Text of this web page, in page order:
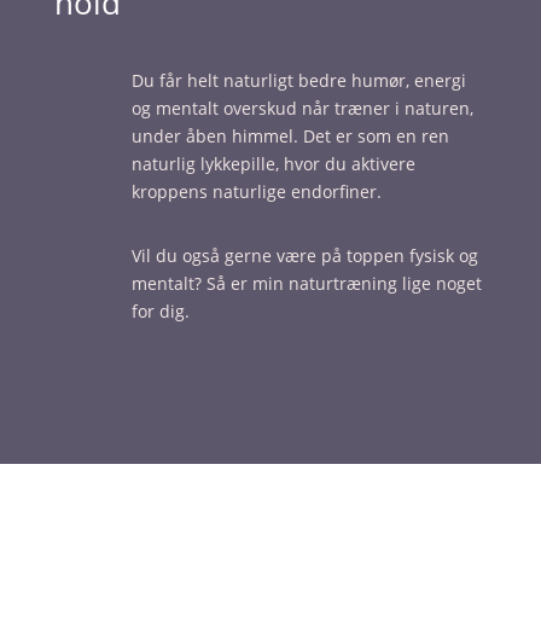
Du får helt naturligt bedre humør, energi
og mentalt overskud når træner i naturen,
under åben himmel. Det er som en ren
naturlig lykkepille, hvor du aktivere
kroppens naturlige endorfiner.
Vil du også gerne være på toppen fysisk og
mentalt? Så er min naturtræning lige noget
for dig.